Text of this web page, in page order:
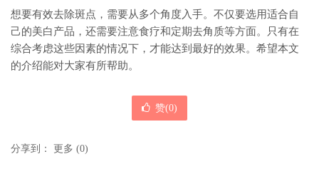
想要有效去除斑点，需要从多个角度入手。不仅要选用适合自
己的美白产品，还需要注意食疗和定期去角质等方面。只有在
综合考虑这些因素的情况下，才能达到最好的效果。希望本文
的介绍能对大家有所帮助。
赞(0)
分享到： 更多 (0)